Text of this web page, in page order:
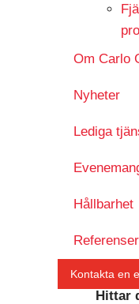
Om Carlo
Nyheter
Lediga
Hållbarhet
Referenser
Kontakta en
Hittar